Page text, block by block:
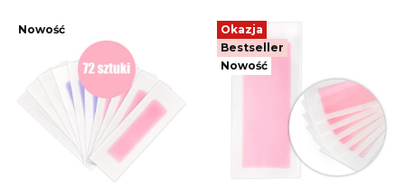
Nowość
Okazja
Bestseller
Nowość